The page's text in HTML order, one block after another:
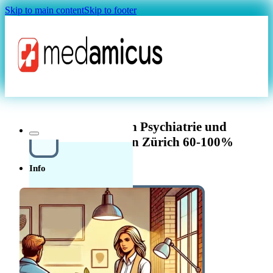
Skip to main contentSkip to footer
MAGAZIN
Magazin
Quellensteuer Lohnrechner
Info
Schweiz in der Pflege
arbeiten
Ratgeber
Krankenkasse
Leitfaden
Start in der Schweiz
Oberarzt/-ärztin Psychiatrie und
Psychotherapie in Zürich 60-100%